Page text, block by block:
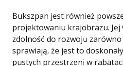
Bukszpan jest również
projektowaniu krajobrazu. Jej
zdolność do rozwoju zarówno
sprawiają, że jest to
pustych przestrzeni w